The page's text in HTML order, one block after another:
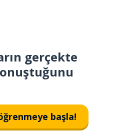
gerçekte
başla!